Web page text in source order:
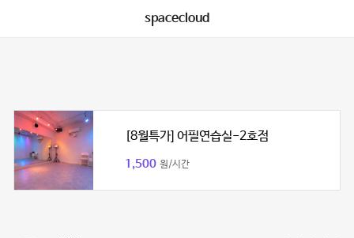
spacecloud
[8월특가] 어필연습실-2호점
1,500 원/시간